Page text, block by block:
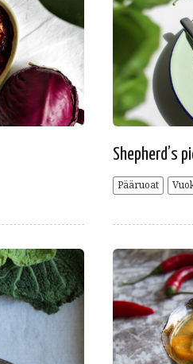
Shepherd’s
Pääruoat